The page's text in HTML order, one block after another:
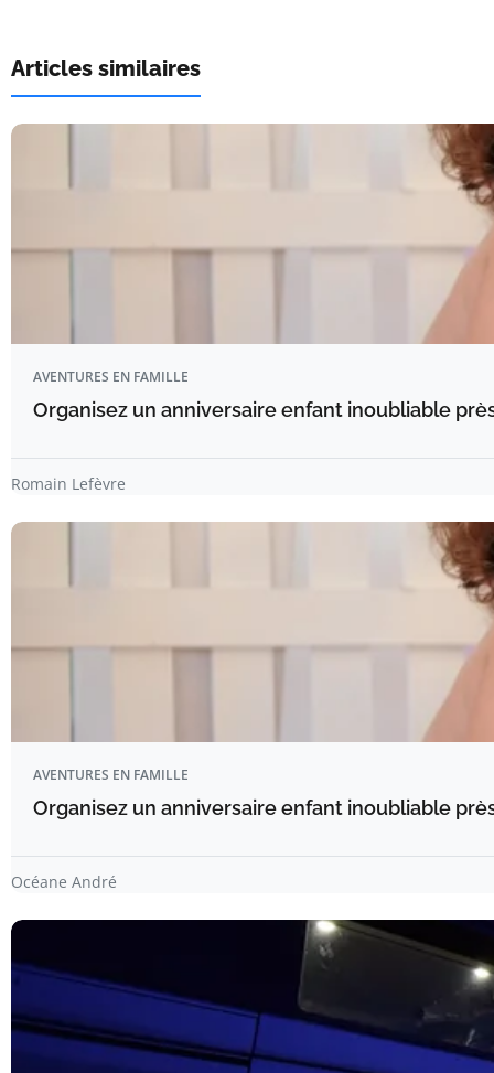
Articles similaires
AVENTURES EN FAMILLE
Organisez un anniversaire enfant inoubliable
Romain Lefèvre
AVENTURES EN FAMILLE
Organisez un anniversaire enfant inoubliable
Océane André